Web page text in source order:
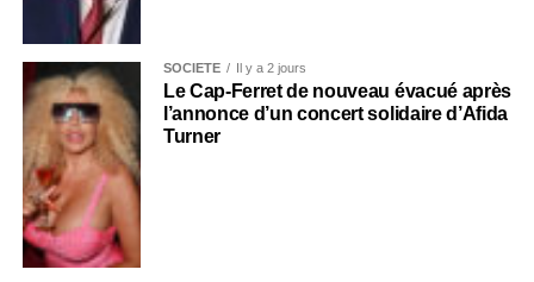
SOCIÉTÉ Il y a 2 jours
Le Cap-Ferret de nouveau évacué après
l’annonce d’un concert solidaire d’Afida
Turner